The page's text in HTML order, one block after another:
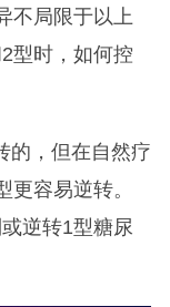
不局限于以上
型时，如何控
的，但在自然疗
容易逆转。
逆转1型糖尿